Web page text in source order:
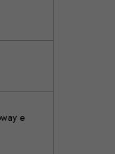
e